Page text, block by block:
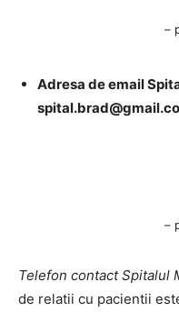
–
Adresa de email
–
Telefon contact Spitalul
de relatii cu pacientii